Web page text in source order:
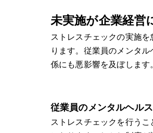
未実施が企業経営
ストレスチェックの実施
ります。従業員のメンタ
係にも悪影響を及ぼします。
従業員のメンタルヘル
ストレスチェックを行う